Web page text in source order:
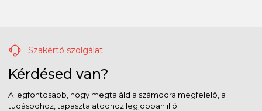
Szakértő szolgálat
Kérdésed van?
A legfontosabb, hogy megtaláld a számodra megfelelő, a
tudásodhoz, tapasztalatodhoz legjobban illő